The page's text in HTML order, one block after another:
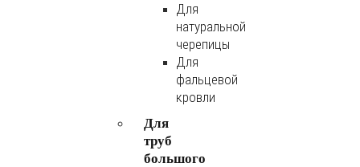
Для
натуральной
черепицы
Для
фальцевой
кровли
Для
труб
большого